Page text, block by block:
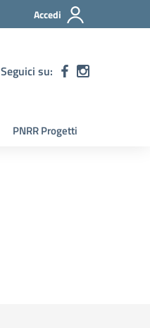
Accedi
Seguici su:
PNRR Progetti